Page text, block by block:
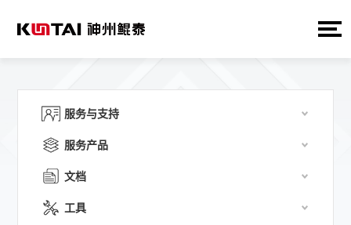
服务与支持
服务产品
文档
工具